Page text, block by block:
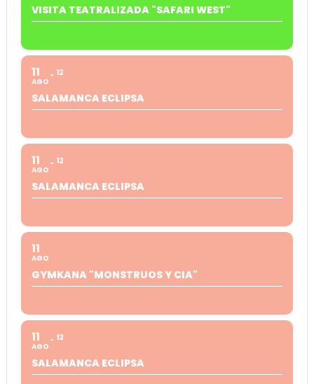
VISITA TEATRALIZADA "SAFARI WEST"
11
AGO
12
SALAMANCA ECLIPSA
11
AGO
12
SALAMANCA ECLIPSA
11
AGO
GYMKANA "MONSTRUOS Y CIA"
11
AGO
12
SALAMANCA ECLIPSA